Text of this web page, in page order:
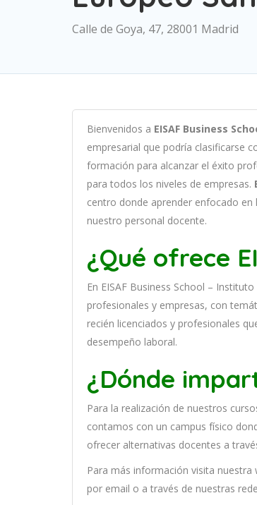
Calle de Goya, 47, 28001 Madrid
Bienvenidos a EISAF Business
empresarial que podría clasificarse
formación para alcanzar el éxito
para todos los niveles de empresas.
centro donde aprender enfocado en
nuestro personal docente.
¿Qué ofrece
En EISAF Business School –
profesionales y empresas, con temá
recién licenciados y profesionales
desempeño laboral.
¿Dónde
Para la realización de nuestros
contamos con un campus físico
ofrecer alternativas docentes a
Para más información visita nuestra
por email o a través de nuestras